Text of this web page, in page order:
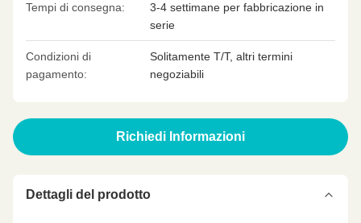
Tempi di consegna:
3-4 settimane per fabbricazione in
serie
Condizioni di
pagamento:
Solitamente T/T, altri termini
negoziabili
Richiedi Informazioni
Dettagli del prodotto